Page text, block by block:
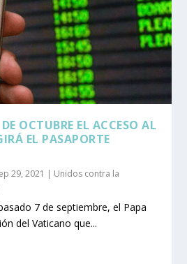
OCTUBRE EL ACCESO AL
EL PASAPORTE
29, 2021
Unidos contra la
7 de septiembre, el Papa
del Vaticano que...